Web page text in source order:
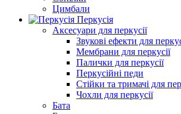
Цимбали
Перкусія
Аксесуари для перкусії
Звукові ефекти для
Мембрани для перкусії
Палички для перкусії
Перкусійні педи
Стійки та тримачі для
Чохли для перкусії
Бата